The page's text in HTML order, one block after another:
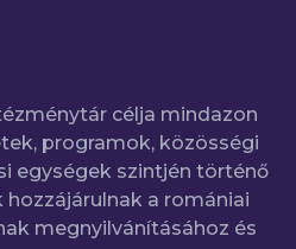
célja mindazon
programok, közösségi
egységek szintjén történő
a romániai
megnyilvánításához és